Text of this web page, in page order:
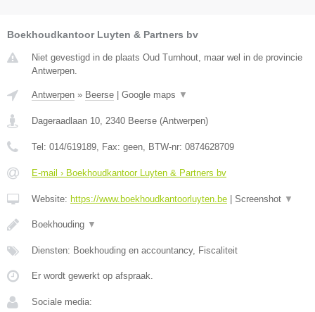
Boekhoudkantoor Luyten & Partners bv
Niet gevestigd in de plaats Oud Turnhout, maar wel in de provincie
Antwerpen.
Antwerpen » Beerse Google maps ▼
Dageraadlaan 10, 2340 Beerse (Antwerpen)
Tel: 014/619189, Fax: geen, BTW-nr: 0874628709
E-mail › Boekhoudkantoor Luyten & Partners bv
Website: https://www.boekhoudkantoorluyten.be Screenshot ▼
Boekhouding ▼
Diensten: Boekhouding en accountancy, Fiscaliteit
Er wordt gewerkt op afspraak.
Sociale media: